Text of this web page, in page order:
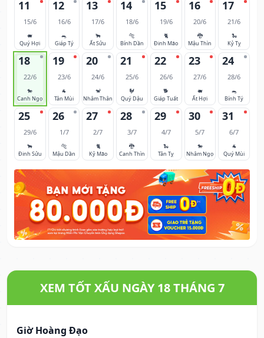
11
15/6
🐖
Quý Hợi
12
16/6
🐀
Giáp Tý
13
17/6
🐂
Ất Sửu
14
18/6
🐅
Bính Dần
15
19/6
🐈
Đinh Mão
16
20/6
🐉
Mậu Thìn
17
21/6
🐍
Kỷ Tỵ
18
22/6
🐎
Canh Ngọ
19
23/6
🐐
Tân Mùi
20
24/6
🐒
Nhâm Thân
21
25/6
🐓
Quý Dậu
22
26/6
🐕
Giáp Tuất
23
27/6
🐖
Ất Hợi
24
28/6
🐀
Bính Tý
25
29/6
🐂
Đinh Sửu
26
1/7
🐅
Mậu Dần
27
2/7
🐈
Kỷ Mão
28
3/7
🐉
Canh Thìn
29
4/7
🐍
Tân Tỵ
30
5/7
🐎
Nhâm Ngọ
31
6/7
🐐
Quý Mùi
XEM TỐT XẤU NGÀY 18 THÁNG 7
Giờ Hoàng Đạo